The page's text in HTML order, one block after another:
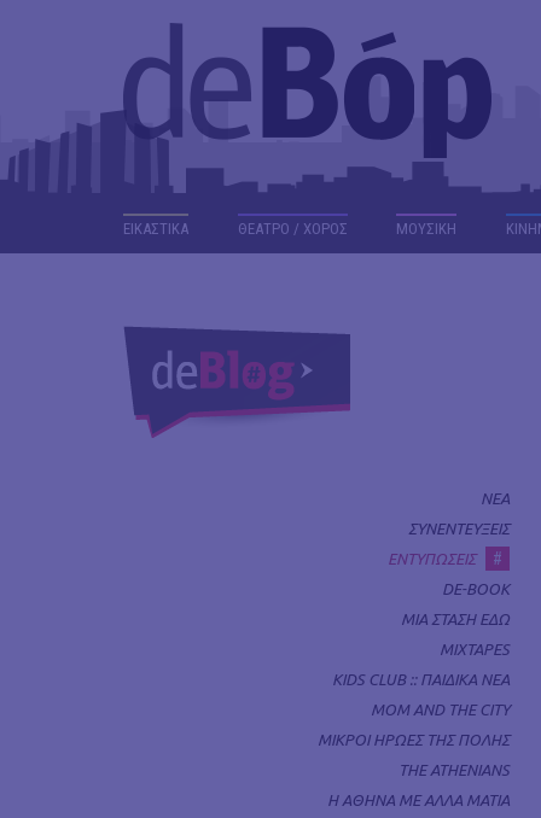
ΕΙΚΑΣΤΙΚΑ ΘΕΑΤΡΟ / ΧΟΡΟΣ ΜΟΥΣΙΚΗ
ΝΕΑ
ΣΥΝΕΝΤΕΥΞΕΙΣ
ΕΝΤΥΠΩΣΕΙΣ
#
DE-BOOK
ΜΙΑ ΣΤΑΣΗ ΕΔΩ
MIXTAPES
KIDS CLUB :: ΠΑΙΔΙΚΑ ΝΕΑ
MOM AND THE CITY
ΜΙΚΡΟΙ ΗΡΩΕΣ ΤΗΣ ΠΟΛΗΣ
THE ATHENIANS
Η ΑΘΗΝΑ ΜΕ ΑΛΛΑ ΜΑΤΙΑ